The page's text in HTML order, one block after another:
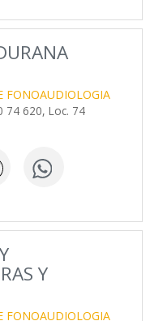
FONOAUDIOLOGIA
74 620, Loc. 74
Y
FONOAUDIOLOGIA